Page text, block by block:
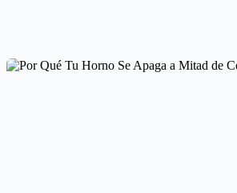
Problemas de Temperatura en Secadoras: